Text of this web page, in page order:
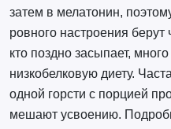
затем в мелатонин,
ровного настроения
кто поздно засыпает,
низкобелковую диету.
одной горсти с порцией
мешают усвоению.